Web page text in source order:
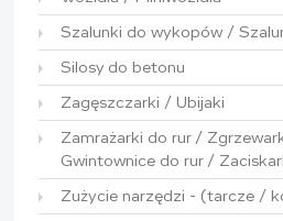
Szalunki do wykopów /
Silosy do betonu
Zagęszczarki / Ubijaki
Zamrażarki do rur /
Gwintownice do rur /
Zużycie narzędzi - (tarcze /